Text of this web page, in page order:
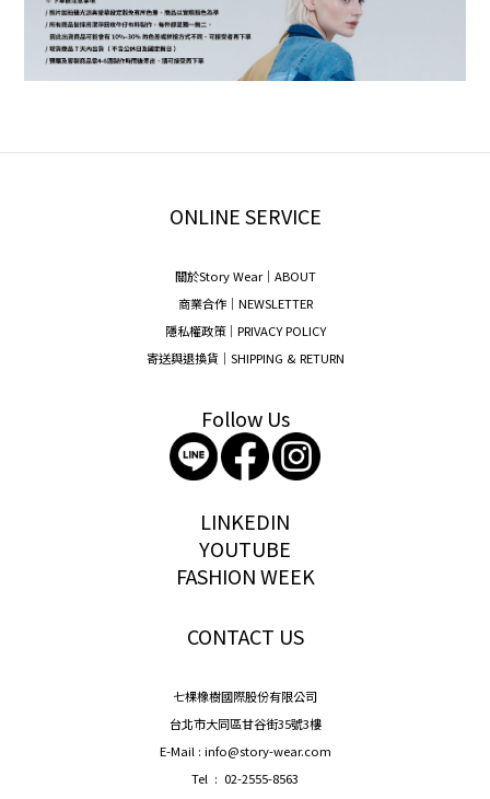
ONLINE SERVICE
關於Story Wear｜ABOUT
商業合作｜NEWSLETTER
隱私權政策｜PRIVACY POLICY
寄送與退換貨｜SHIPPING & RETURN
Follow Us
LINKEDIN
YOUTUBE
FASHION WEEK
CONTACT US
七棵橡樹國際股份有限公司
台北市大同區甘谷街35號3樓
E-Mail : info@story-wear.com
Tel : 02-2555-8563